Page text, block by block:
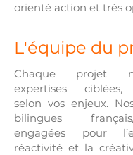
orienté action et très
L'équipe du
Chaque projet
expertises ciblées,
selon vos enjeux.
bilingues
engagées pour
réactivité et la